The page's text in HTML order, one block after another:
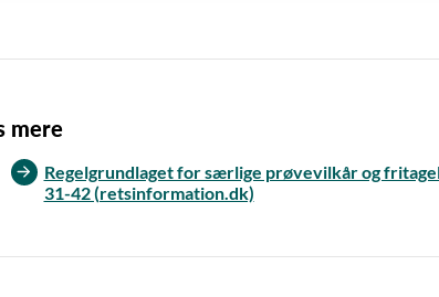
mere
Regelgrundlaget for særlige prøvevilkår og
31-42 (retsinformation.dk)